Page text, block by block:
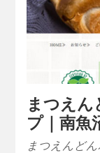
まつえん
プ｜南魚
まつえんど